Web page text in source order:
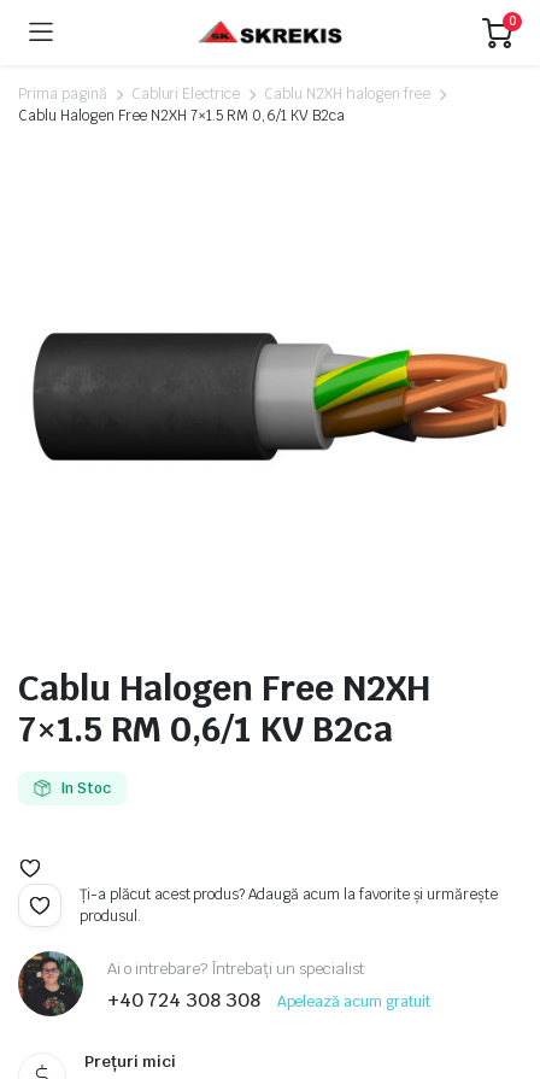
0
Prima pagină Cabluri Electrice
Cablu N2XH halogen free
Cablu Halogen Free N2XH 7×1.5 RM 0,6/1 KV B2ca
Cablu Halogen Free N2XH
7×1.5 RM 0,6/1 KV B2ca
In Stoc
Ți-a plăcut acest produs? Adaugă acum la favorite și urmărește
produsul.
Ai o intrebare? Întrebați un specialist
+40 724 308 308 Apelează acum gratuit
Prețuri mici